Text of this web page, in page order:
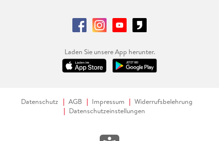
Laden Sie unsere App herunter.
Datenschutz AGB Impressum
Widerrufsbelehrung
Datenschutzeinstellungen